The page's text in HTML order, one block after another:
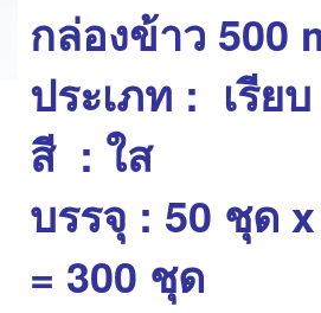
กล่องข้าว 500
ประเภท : เรียบ
สี : ใส
บรรจุ : 50 ชุด
= 300 ชุด